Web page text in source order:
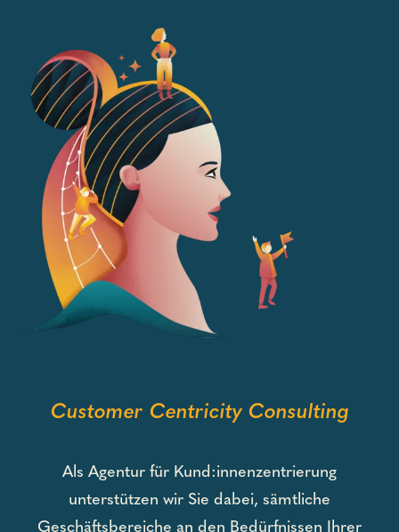
Customer Centricity Consulting
Als Agentur für Kund:innenzentrierung
unterstützen wir Sie dabei, sämtliche
Geschäftsbereiche an den Bedürfnissen Ihrer